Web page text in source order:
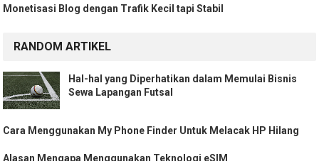
Monetisasi Blog dengan Trafik Kecil tapi Stabil
RANDOM ARTIKEL
Hal-hal yang Diperhatikan dalam Memulai Bisnis
Sewa Lapangan Futsal
Cara Menggunakan My Phone Finder Untuk Melacak HP Hilang
Alasan Mengapa Menggunakan Teknologi eSIM